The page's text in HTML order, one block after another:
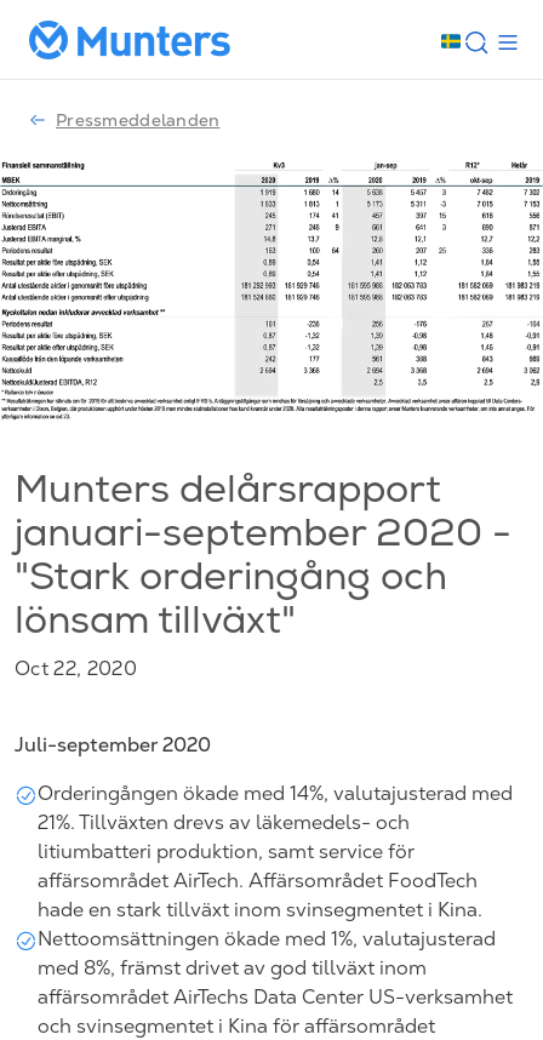
Pressmeddelanden
Munters delårsrapport
januari-september 2020 -
"Stark orderingång och
lönsam tillväxt"
Oct 22, 2020
Juli-september 2020
Orderingången ökade med 14%, valutajusterad med
21%. Tillväxten drevs av läkemedels- och
litiumbatteri produktion, samt service för
affärsområdet AirTech. Affärsområdet FoodTech
hade en stark tillväxt inom svinsegmentet i Kina.
Nettoomsättningen ökade med 1%, valutajusterad
med 8%, främst drivet av god tillväxt inom
affärsområdet AirTechs Data Center US-verksamhet
och svinsegmentet i Kina för affärsområdet